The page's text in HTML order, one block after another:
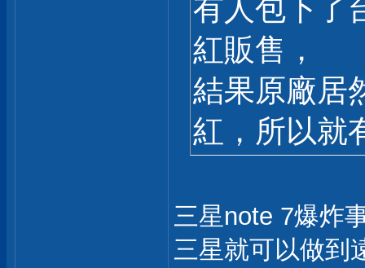
有人包下了
紅販售，
結果原廠居
紅，所以就
三星note 7爆炸
三星就可以做到